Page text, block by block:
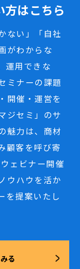
方はこちら
ない」「自社
がわからな
運用できな
ミナーの課題
開催・運営を
ジセミ」のサ
魅力は、商材
顧客を呼び寄
ェビナー開催
ウハウを活か
を提案いたし
る